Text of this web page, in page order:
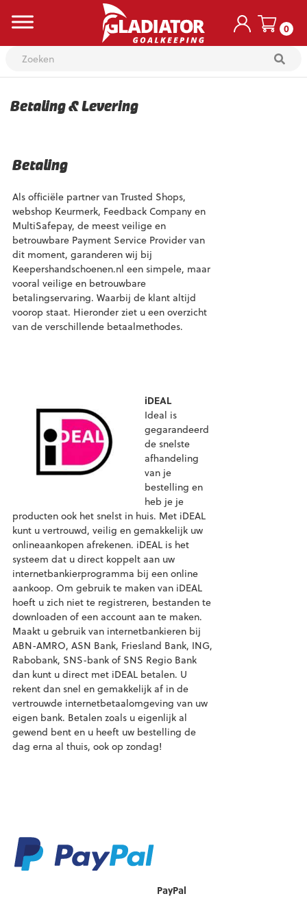
0
content
Betaling & Levering
Betaling
Als officiële partner van Trusted Shops,
webshop Keurmerk, Feedback Company en
MultiSafepay, de meest veilige en
betrouwbare Payment Service Provider van
dit moment, garanderen wij bij
Keepershandschoenen.nl een simpele, maar
vooral veilige en betrouwbare
betalingservaring. Waarbij de klant altijd
voorop staat. Hieronder ziet u een overzicht
van de verschillende betaalmethodes.
iDEAL
Ideal is
gegarandeerd
de snelste
afhandeling
van je
bestelling en
heb je je
producten ook het snelst in huis. Met iDEAL
kunt u vertrouwd, veilig en gemakkelijk uw
onlineaankopen afrekenen. iDEAL is het
systeem dat u direct koppelt aan uw
internetbankierprogramma bij een online
aankoop. Om gebruik te maken van iDEAL
hoeft u zich niet te registreren, bestanden te
downloaden of een account aan te maken.
Maakt u gebruik van internetbankieren bij
ABN-AMRO, ASN Bank, Friesland Bank, ING,
Rabobank, SNS-bank of SNS Regio Bank
dan kunt u direct met iDEAL betalen. U
rekent dan snel en gemakkelijk af in de
vertrouwde internetbetaalomgeving van uw
eigen bank. Betalen zoals u eigenlijk al
gewend bent en u heeft uw bestelling de
dag erna al thuis, ook op zondag!
PayPal